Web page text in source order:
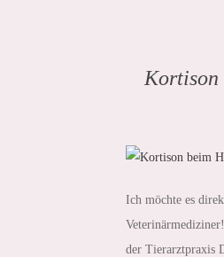
Kortison
Ich möchte es
der Tierarztpraxis